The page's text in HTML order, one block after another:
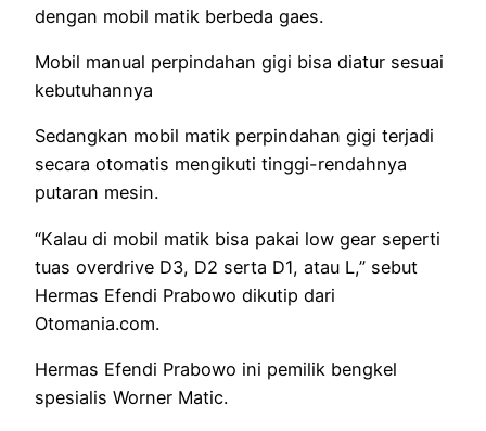
dengan mobil matik berbeda gaes.
Mobil manual perpindahan gigi bisa diatur sesuai
kebutuhannya
Sedangkan mobil matik perpindahan gigi terjadi
secara otomatis mengikuti tinggi-rendahnya
putaran mesin.
“Kalau di mobil matik bisa pakai low gear seperti
tuas overdrive D3, D2 serta D1, atau L,” sebut
Hermas Efendi Prabowo dikutip dari
Otomania.com.
Hermas Efendi Prabowo ini pemilik bengkel
spesialis Worner Matic.